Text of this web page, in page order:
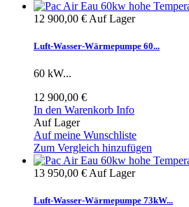
12 900,00 € Auf Lager
Luft-Wasser-Wärmepumpe 60...
60 kW...
12 900,00 €
In den Warenkorb Info
Auf Lager
Auf meine Wunschliste
Zum Vergleich hinzufügen
13 950,00 € Auf Lager
Luft-Wasser-Wärmepumpe 73kW...